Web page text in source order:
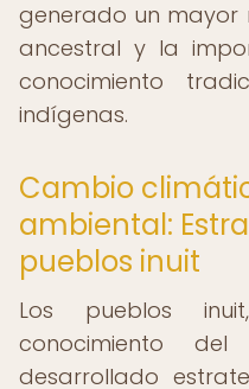
generado un mayor
ancestral y la
conocimiento
indígenas.
Cambio
ambiental:
pueblos inuit
Los pueblos
conocimiento
desarrollado